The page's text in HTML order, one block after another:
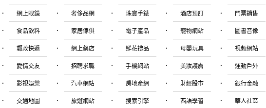
· 網上眼鏡 · 奢侈品網 · 珠寶手錶 · 酒店預訂 · 門票銷售
· 食品飲料 · 家居傢俱 · 電子產品 · 寵物網站 · 圖書音像
· 郵政快遞 · 網上藥店 · 鮮花禮品 · 母嬰玩具 · 視頻網站
· 愛情交友 · 招聘求職 · 手機網站 · 美妝護膚 · 運動戶外
· 影視娛樂 · 汽車網站 · 房地產網 · 財經股市 · 銀行金融
· 交通地圖 · 旅遊網站 · 搜索引擎 · 西語學習 · 華人社區